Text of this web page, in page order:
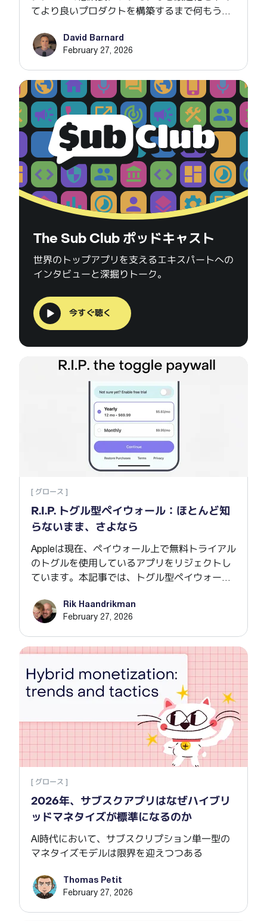
てより良いプロダクトを構築するまで何もうま
高い価格を設定できたにもかかわらず、なぜ79
ドルへと価格を引き上げたのかについて、
MichaelとMarkと話しています。
David Barnard
February 27, 2026
The Sub Club ポッドキャスト
世界のトップアプリを支えるエキスパートへの
インタビューと深掘りトーク。
今すぐ聴く
[ グロース ]
R.I.P. トグル型ペイウォール：ほとんど知
らないまま、さよなら
Appleは現在、ペイウォール上で無料トライアル
のトグルを使用しているアプリをリジェクトし
ています。本記事では、トグル型ペイウォール
わりにどのようなペイウォールを構築すべきか
を解説します。
Rik Haandrikman
February 27, 2026
[ グロース ]
2026年、サブスクアプリはなぜハイブリ
ッドマネタイズが標準になるのか
AI時代において、サブスクリプション単一型の
マネタイズモデルは限界を迎えつつある
Thomas Petit
February 27, 2026